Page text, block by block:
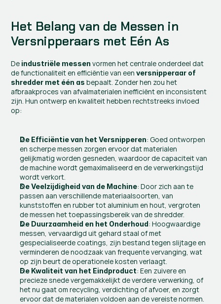
Het Belang van de Messen in
Versnipperaars met Eén As
De industriële messen vormen het centrale onderdeel dat
de functionaliteit en efficiëntie van een versnipperaar of
shredder met één as bepaalt. Zonder hen zou het
afbraakproces van afvalmaterialen inefficiënt en inconsistent
zijn. Hun ontwerp en kwaliteit hebben rechtstreeks invloed
op:
De Efficiëntie van het Versnipperen: Goed ontworpen
en scherpe messen zorgen ervoor dat materialen
gelijkmatig worden gesneden, waardoor de capaciteit van
de machine wordt gemaximaliseerd en de verwerkingstijd
wordt verkort.
De Veelzijdigheid van de Machine: Door zich aan te
passen aan verschillende materiaalsoorten, van
kunststoffen en rubber tot aluminium en hout, vergroten
de messen het toepassingsbereik van de shredder.
De Duurzaamheid en het Onderhoud: Hoogwaardige
messen, vervaardigd uit gehard staal of met
gespecialiseerde coatings, zijn bestand tegen slijtage en
verminderen de noodzaak van frequente vervanging, wat
op zijn beurt de operationele kosten verlaagt.
De Kwaliteit van het Eindproduct: Een zuivere en
precieze snede vergemakkelijkt de verdere verwerking, of
het nu gaat om recycling, verdichting of afvoer, en zorgt
ervoor dat de materialen voldoen aan de vereiste normen.